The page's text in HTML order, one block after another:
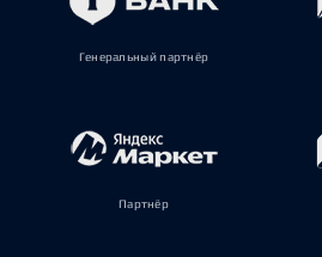
Генеральный партнёр
Партнёр